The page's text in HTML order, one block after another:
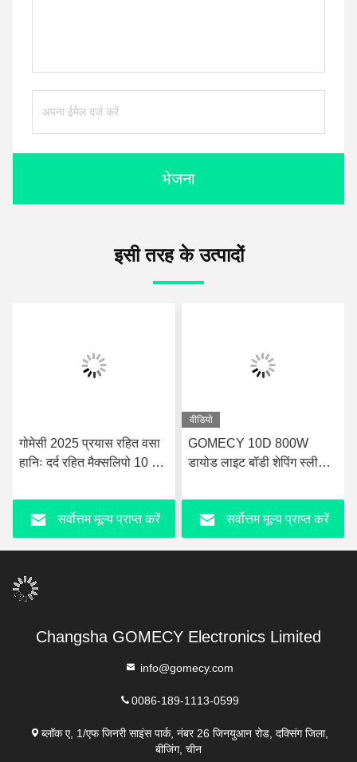
भेजना
इसी तरह के उत्पादों
गोमेसी 2025 प्रयास रहित वसा
हानिः दर्द रहित मैक्सलिपो 10 डी
मशीन
सर्वोत्तम मूल्य प्राप्त करें
वीडियो
GOMECY 10D 800W
डायोड लाइट बॉडी शेपिंग स्लीमिंग
उत्तेजना उपकरण गैर स्पर्श 7
टेस्ला Hiemtसर्वोत्तम मूल्य प्राप्त करें
Changsha GOMECY Electronics Limited
info@gomecy.com
0086-189-1113-0599
ब्लॉक ए, 1/एफ जिनरी साइंस पार्क, नंबर 26 जिनयुआन रोड, दक्सिंग जिला,
बीजिंग, चीन